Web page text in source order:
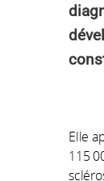
Elle
115